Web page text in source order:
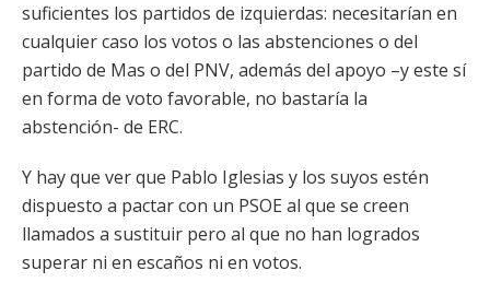
suficientes los partidos de izquierdas: necesitarían en
cualquier caso los votos o las abstenciones o del
partido de Mas o del PNV, además del apoyo –y este sí
en forma de voto favorable, no bastaría la
abstención- de ERC.
Y hay que ver que Pablo Iglesias y los suyos estén
dispuesto a pactar con un PSOE al que se creen
llamados a sustituir pero al que no han logrados
superar ni en escaños ni en votos.